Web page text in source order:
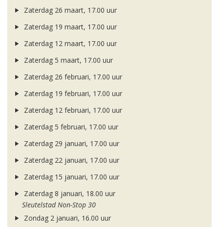
Zaterdag 26 maart, 17.00 uur
Zaterdag 19 maart, 17.00 uur
Zaterdag 12 maart, 17.00 uur
Zaterdag 5 maart, 17.00 uur
Zaterdag 26 februari, 17.00 uur
Zaterdag 19 februari, 17.00 uur
Zaterdag 12 februari, 17.00 uur
Zaterdag 5 februari, 17.00 uur
Zaterdag 29 januari, 17.00 uur
Zaterdag 22 januari, 17.00 uur
Zaterdag 15 januari, 17.00 uur
Zaterdag 8 januari, 18.00 uur
Sleutelstad Non-Stop 30
Zondag 2 januari, 16.00 uur